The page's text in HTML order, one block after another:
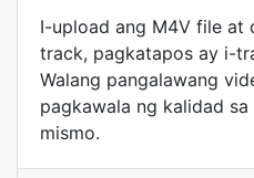
I-upload ang M4V file at
track, pagkatapos ay i-
Walang pangalawang
pagkawala ng kalidad
mismo.